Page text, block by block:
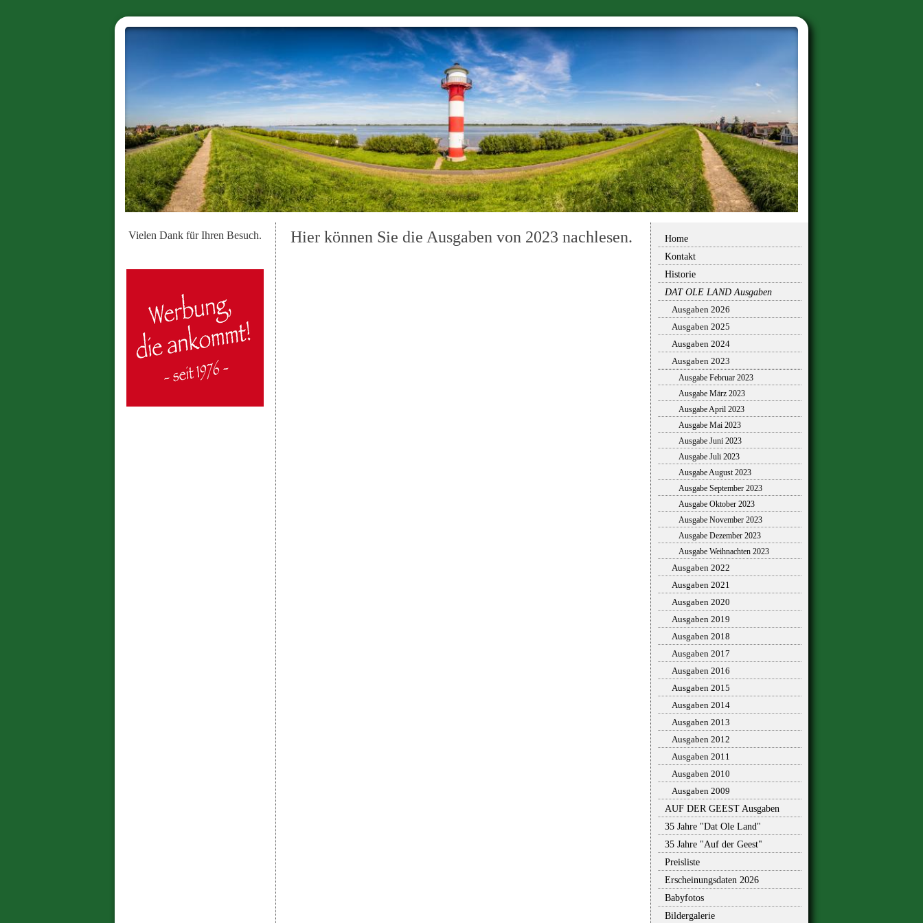
Vielen Dank für Ihren Besuch.
Home
Kontakt
Historie
DAT OLE LAND Ausgaben
Ausgaben 2026
Ausgaben 2025
Ausgaben 2024
Ausgaben 2023
Ausgabe Februar 2023
Ausgabe März 2023
Ausgabe April 2023
Ausgabe Mai 2023
Ausgabe Juni 2023
Ausgabe Juli 2023
Ausgabe August 2023
Ausgabe September 2023
Ausgabe Oktober 2023
Ausgabe November 2023
Ausgabe Dezember 2023
Ausgabe Weihnachten 2023
Ausgaben 2022
Ausgaben 2021
Ausgaben 2020
Ausgaben 2019
Ausgaben 2018
Ausgaben 2017
Ausgaben 2016
Ausgaben 2015
Ausgaben 2014
Ausgaben 2013
Ausgaben 2012
Ausgaben 2011
Ausgaben 2010
Ausgaben 2009
AUF DER GEEST Ausgaben
35 Jahre "Dat Ole Land"
35 Jahre "Auf der Geest"
Preisliste
Erscheinungsdaten 2026
Babyfotos
Bildergalerie
Hier können Sie die Ausgaben von 2023 nachlesen.